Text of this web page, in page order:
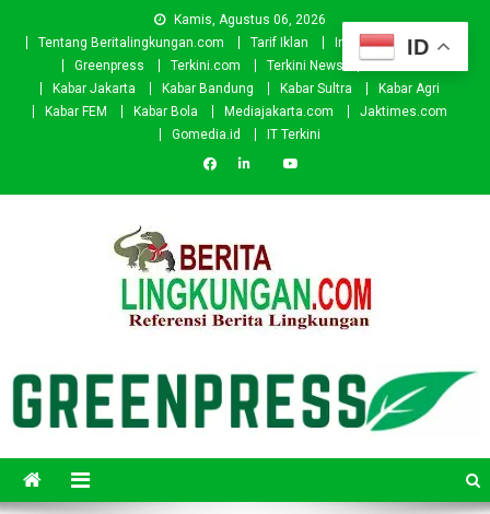
Kamis, Agustus 06, 2026
Tentang Beritalingkungan.com
Tarif Iklan Investor
Donasi
Greenpress
Terkini.com Terkini News
Kabar.id
Kabar Jakarta
Kabar Bandung Kabar Sultra
Kabar Agri
Kabar FEM
Kabar Bola Mediajakarta.com
Jaktimes.com
Gomedia.id
IT Terkini
ID